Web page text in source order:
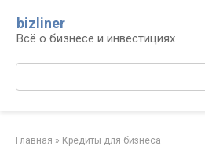
контенту
bizliner
Всё о бизнесе и инвестициях
Поиск:
Главная » Кредиты для бизнеса